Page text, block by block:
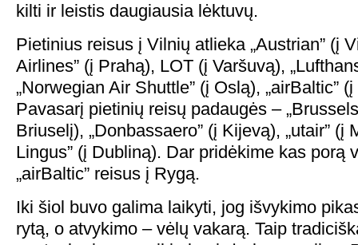
kilti ir leistis daugiausia lėktuvų.
Pietinius reisus į Vilnių atlieka „Austrian” (į
Airlines” (į Prahą), LOT (į Varšuvą),
„Norwegian Air Shuttle” (į Oslą), „airBaltic”
Pavasarį pietinių reisų padaugės –
Briuselį), „Donbassaero” (į Kijevą), „utair” (į
Lingus” (į Dubliną). Dar pridėkime kas porą
„airBaltic” reisus į Rygą.
Iki šiol buvo galima laikyti, jog išvykimo
rytą, o atvykimo – vėlų vakarą. Taip